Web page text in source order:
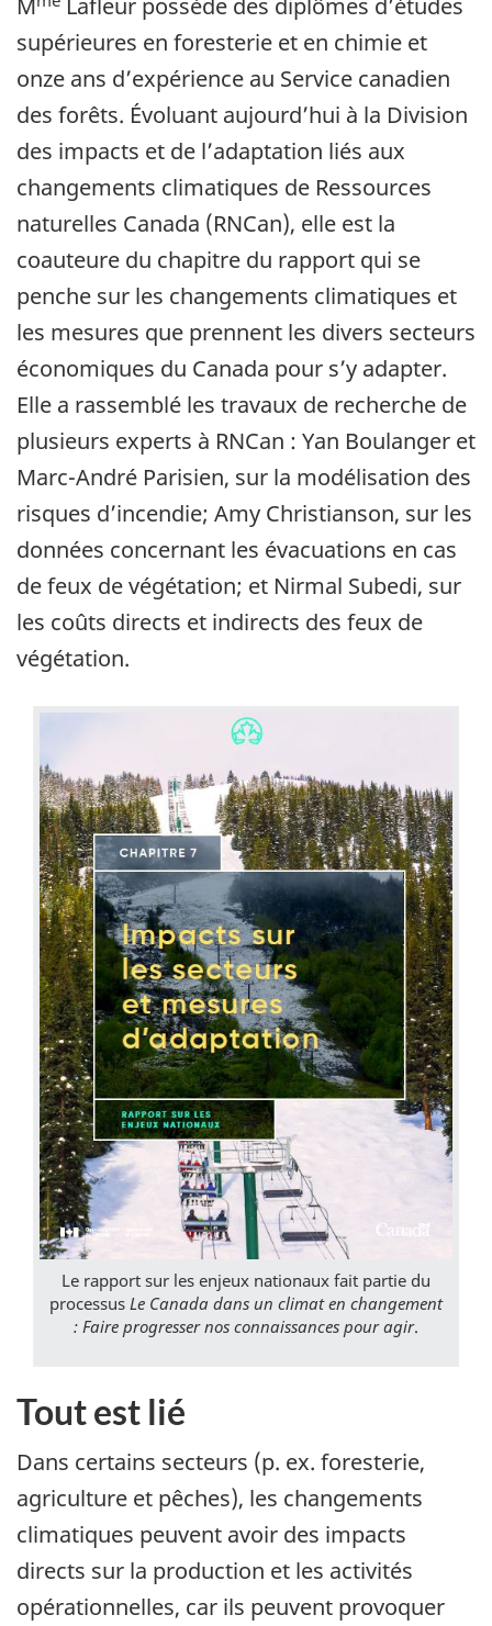
M
Lafleur possède des diplômes d’études
supérieures en foresterie et en chimie et
onze ans d’expérience au Service canadien
des forêts. Évoluant aujourd’hui à la Division
des impacts et de l’adaptation liés aux
changements climatiques de Ressources
naturelles Canada (RNCan), elle est la
coauteure du chapitre du rapport qui se
penche sur les changements climatiques et
les mesures que prennent les divers secteurs
économiques du Canada pour s’y adapter.
Elle a rassemblé les travaux de recherche de
plusieurs experts à RNCan : Yan Boulanger et
Marc-André Parisien, sur la modélisation des
risques d’incendie; Amy Christianson, sur les
données concernant les évacuations en cas
de feux de végétation; et Nirmal Subedi, sur
les coûts directs et indirects des feux de
végétation.
Le rapport sur les enjeux nationaux fait partie du
processus Le Canada dans un climat en changement
: Faire progresser nos connaissances pour agir.
Tout est lié
Dans certains secteurs (p. ex. foresterie,
agriculture et pêches), les changements
climatiques peuvent avoir des impacts
directs sur la production et les activités
opérationnelles, car ils peuvent provoquer